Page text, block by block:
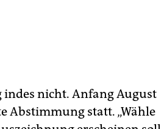
nicht. Anfang August
Abstimmung statt. „Wähle